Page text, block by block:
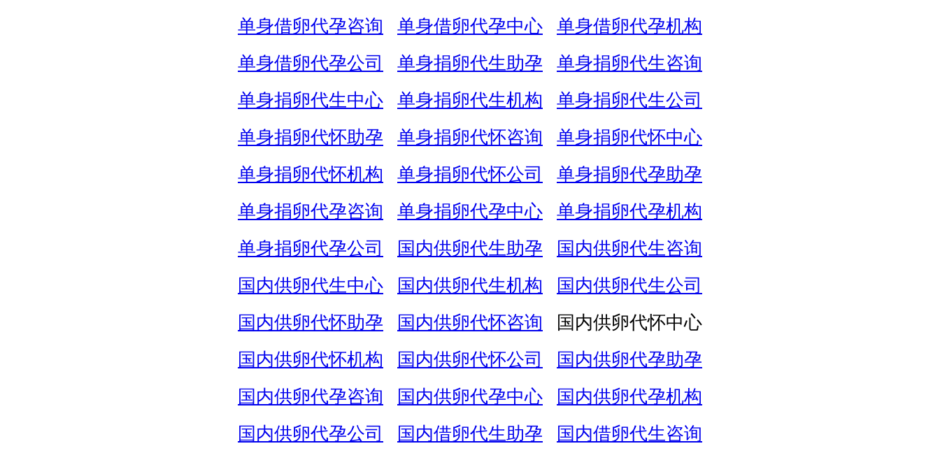
单身借卵代孕咨询
单身借卵代孕中心
单身借卵代孕机构
单身借卵代孕公司
单身捐卵代生助孕
单身捐卵代生咨询
单身捐卵代生中心
单身捐卵代生机构
单身捐卵代生公司
单身捐卵代怀助孕
单身捐卵代怀咨询
单身捐卵代怀中心
单身捐卵代怀机构
单身捐卵代怀公司
单身捐卵代孕助孕
单身捐卵代孕咨询
单身捐卵代孕中心
单身捐卵代孕机构
单身捐卵代孕公司
国内供卵代生助孕
国内供卵代生咨询
国内供卵代生中心
国内供卵代生机构
国内供卵代生公司
国内供卵代怀助孕
国内供卵代怀咨询
国内供卵代怀中心
国内供卵代怀机构
国内供卵代怀公司
国内供卵代孕助孕
国内供卵代孕咨询
国内供卵代孕中心
国内供卵代孕机构
国内供卵代孕公司
国内借卵代生助孕
国内借卵代生咨询